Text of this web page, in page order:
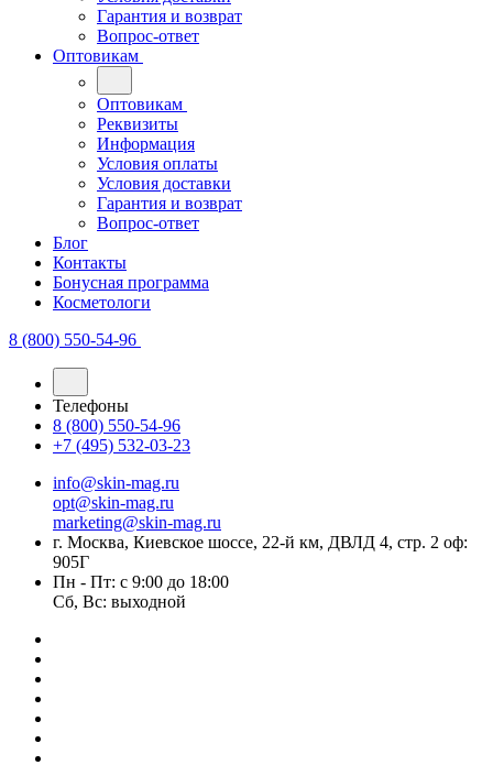
Гарантия и возврат
Вопрос-ответ
Оптовикам
Оптовикам
Реквизиты
Информация
Условия оплаты
Условия доставки
Гарантия и возврат
Вопрос-ответ
Блог
Контакты
Бонусная программа
Косметологи
8 (800) 550-54-96
Телефоны
8 (800) 550-54-96
+7 (495) 532-03-23
info@skin-mag.ru
opt@skin-mag.ru
marketing@skin-mag.ru
г. Москва, Киевское шоссе, 22-й км, ДВЛД 4, стр. 2 оф:
905Г
Пн - Пт: с 9:00 до 18:00
Сб, Вс: выходной